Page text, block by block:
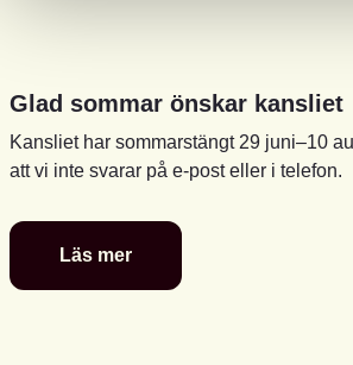
Glad sommar önskar kansliet
Kansliet har sommarstängt 29 juni–10
att vi inte svarar på e-post eller i telefon.
Läs mer
Glad
sommar